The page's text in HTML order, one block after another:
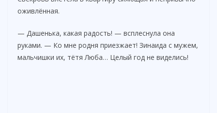
оживлённая.
— Дашенька, какая радость! — всплеснула она
руками. — Ко мне родня приезжает! Зинаида с мужем,
мальчишки их, тётя Люба… Целый год не виделись!